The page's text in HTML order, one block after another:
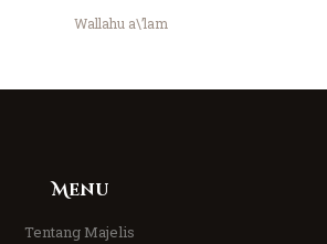
Wallahu a\’lam
Menu
Tentang Majelis